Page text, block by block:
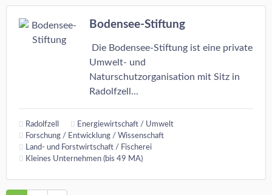
Bodensee-Stiftung
Die Bodensee-Stiftung ist eine private
Umwelt- und
Naturschutzorganisation mit Sitz in
Radolfzell...
Radolfzell
Energiewirtschaft / Umwelt
Forschung / Entwicklung / Wissenschaft
Land- und Forstwirtschaft / Fischerei
Kleines Unternehmen (bis 49 MA)